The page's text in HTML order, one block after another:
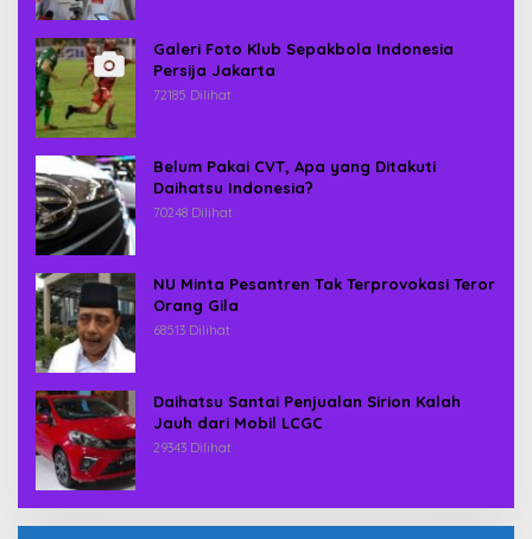
Galeri Foto Klub Sepakbola Indonesia
Persija Jakarta
72185 Dilihat
Belum Pakai CVT, Apa yang Ditakuti
Daihatsu Indonesia?
70248 Dilihat
NU Minta Pesantren Tak Terprovokasi Teror
Orang Gila
68513 Dilihat
Daihatsu Santai Penjualan Sirion Kalah
Jauh dari Mobil LCGC
29343 Dilihat